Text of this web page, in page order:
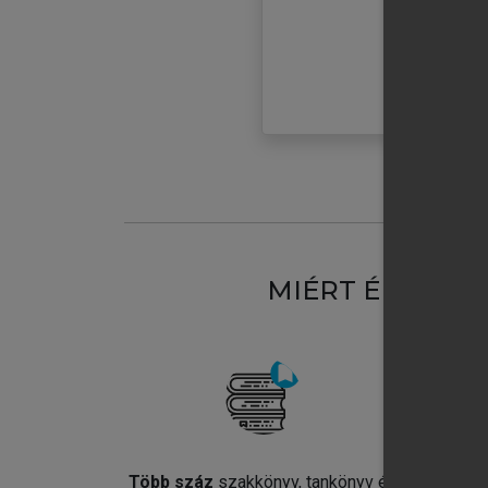
MIÉRT
Több száz szakkönyv, tankönyv és